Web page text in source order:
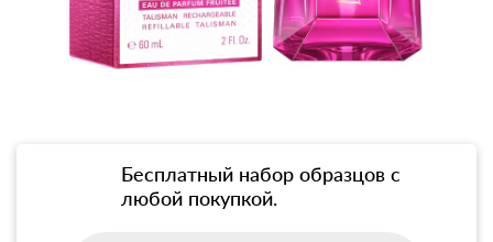
Бесплатный набор образцов с
любой покупкой.